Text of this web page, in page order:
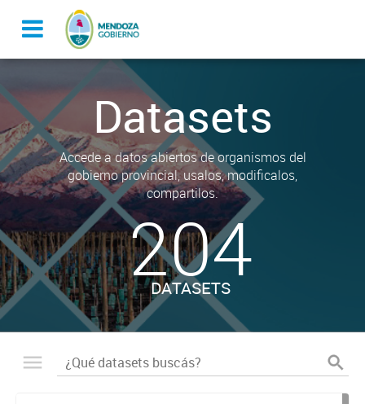
Datasets
Accede a datos abiertos de organismos del
gobierno provincial, usalos, modificalos,
compartilos.
204
DATASETS